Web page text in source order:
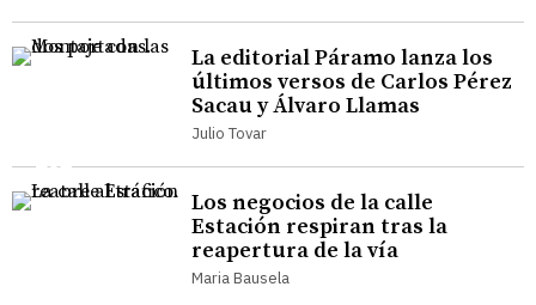
La editorial Páramo lanza los
últimos versos de Carlos Pérez
Sacau y Álvaro Llamas
Julio Tovar
Los negocios de la calle
Estación respiran tras la
reapertura de la vía
Maria Bausela